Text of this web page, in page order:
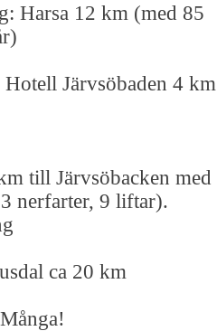
Harsa 12 km (med 85
Hotell Järvsöbaden 4 km
till Järvsöbacken med
nerfarter, 9 liftar).
ca 20 km